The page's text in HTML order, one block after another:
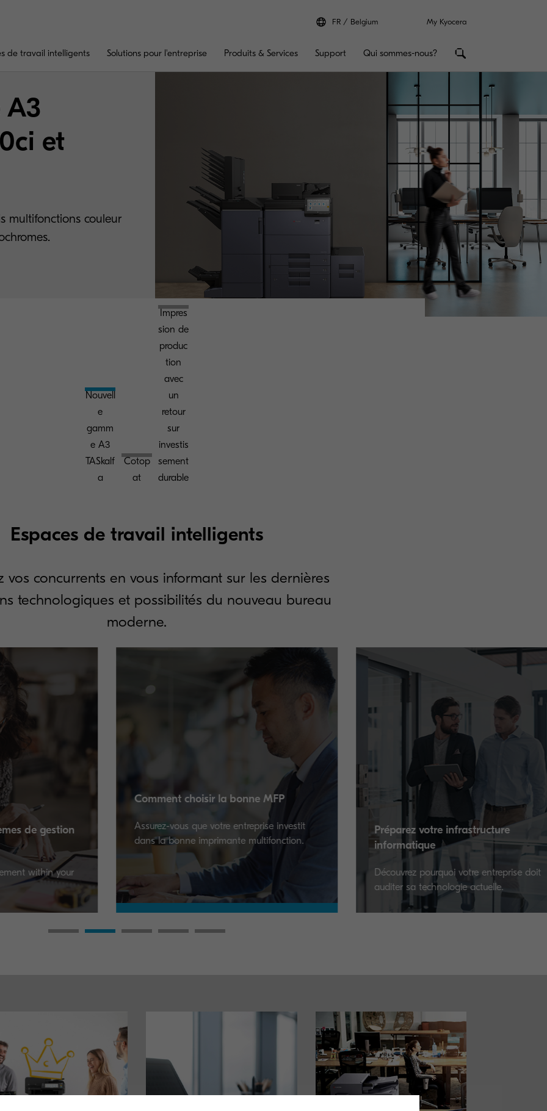
FR Belgium My Kyocera
de travail intelligents Solutions pour l'entreprise Produits & Services Support Qui sommes-nous?
A3
et
multifonctions couleur
Nouvell
e
gamm
e A3
TASkalf
a
Cotop
at
Impres
sion de
produc
tion
avec
un
retour
sur
investis
sement
durable
Espaces de travail intelligents
vos concurrents en vous informant sur les dernières
technologiques et possibilités du nouveau bureau
moderne.
Comment choisir la bonne MFP
Assurez-vous que votre entreprise investit
dans la bonne imprimante multifonction.
Préparez votre infrastructure
informatique
Découvrez pourquoi votre entreprise doit
auditer sa technologie actuelle.